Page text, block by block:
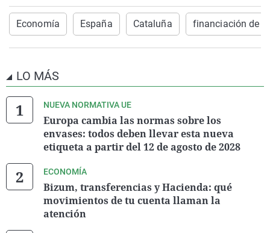
Economía España Cataluña financiación de
LO MÁS
NUEVA NORMATIVA UE
Europa cambia las normas sobre los
envases: todos deben llevar esta nueva
etiqueta a partir del 12 de agosto de 2028
ECONOMÍA
Bizum, transferencias y Hacienda: qué
movimientos de tu cuenta llaman la
atención